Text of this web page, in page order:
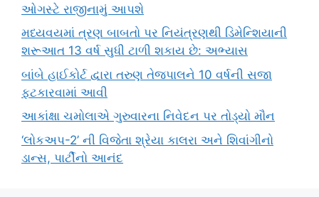
ઓગસ્ટે રાજીનામું આપશે
મધ્યવયમાં ત્રણ બાબતો પર નિયંત્રણથી ડિમેન્શિયાની
શરૂઆત 13 વર્ષ સુધી ટાળી શકાય છે: અભ્યાસ
બાંબે હાઈકોર્ટ દ્વારા તરુણ તેજપાલને 10 વર્ષની સજા
ફટકારવામાં આવી
આકાંક્ષા ચમોલાએ ગુરુવારના નિવેદન પર તોડ્યો મૌન
‘લોકઅપ-2’ ની વિજેતા શ્રેયા કાલરા અને શિવાંગીનો
ડાન્સ, પાર્ટીનો આનંદ